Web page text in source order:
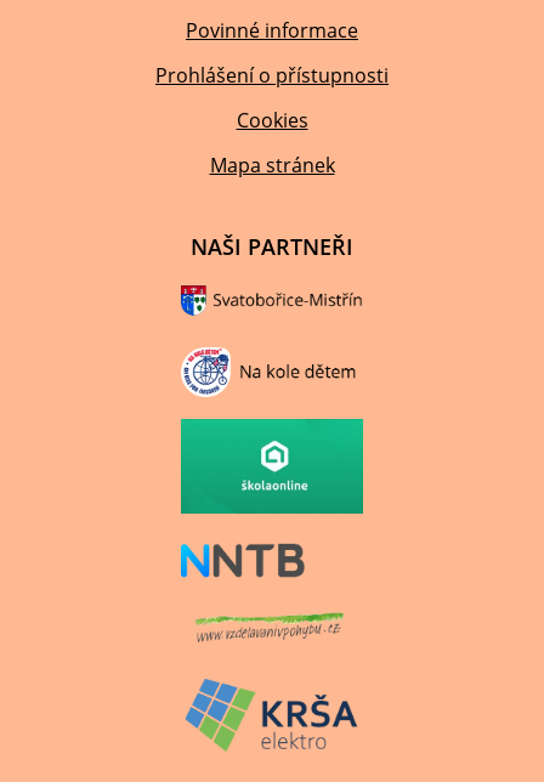
Povinné informace
Prohlášení o přístupnosti
Cookies
Mapa stránek
NAŠI PARTNEŘI